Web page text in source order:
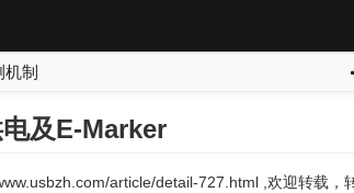
制
及E-Marker
article/detail-727.html ,欢迎转载，